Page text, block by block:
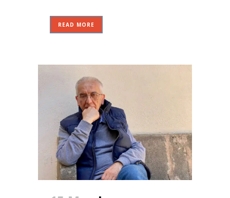
READ MORE